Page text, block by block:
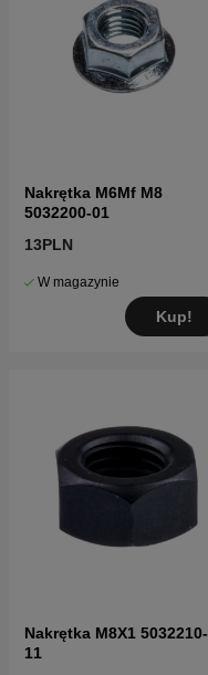
Nakrętka M6Mf M8
5032200-01
13PLN
W magazynie
Kup!
Nakrętka M8X1 5032210-
11